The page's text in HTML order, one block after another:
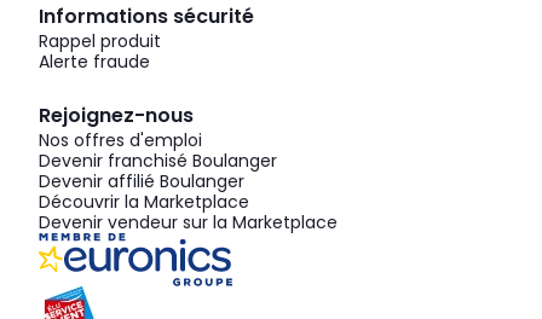
Informations sécurité
Rappel produit
Alerte fraude
Rejoignez-nous
Nos offres d'emploi
Devenir franchisé Boulanger
Devenir affilié Boulanger
Découvrir la Marketplace
Devenir vendeur sur la Marketplace